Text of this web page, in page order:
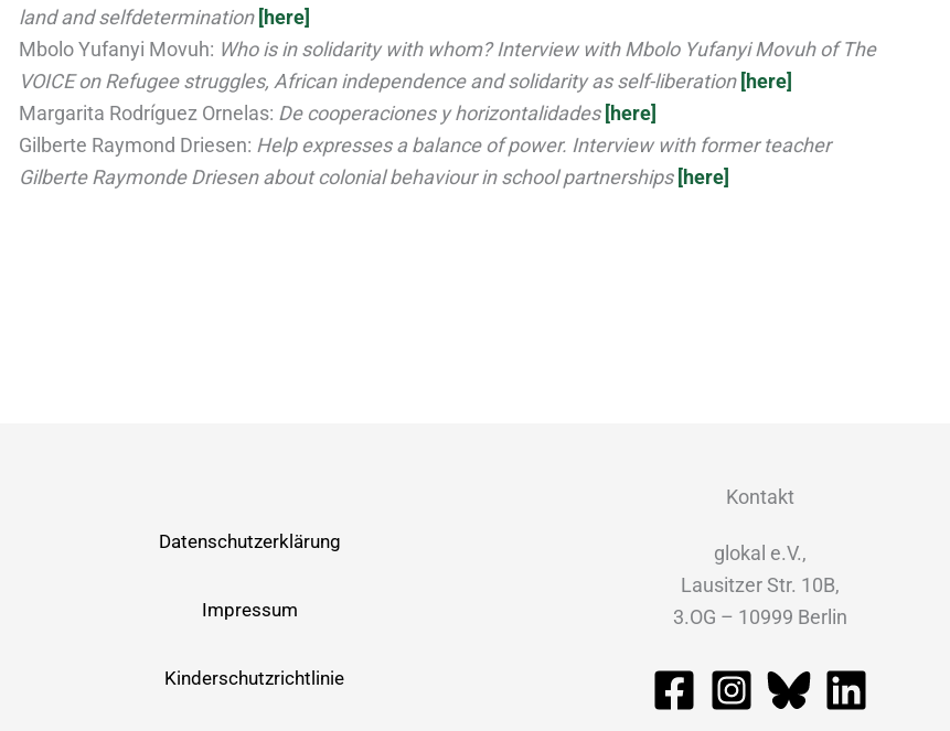
land and selfdetermination [here]
Mbolo Yufanyi Movuh: Who is in solidarity with whom? Interview with Mbolo Yufanyi Movuh of The
VOICE on Refugee struggles, African independence and solidarity as self-liberation [here]
Margarita Rodríguez Ornelas: De cooperaciones y horizontalidades [here]
Gilberte Raymond Driesen: Help expresses a balance of power. Interview with former teacher
Gilberte Raymonde Driesen about colonial behaviour in school partnerships [here]
Datenschutzerklärung
Impressum
Kinderschutzrichtlinie
Kontakt
glokal e.V.,
Lausitzer Str. 10B,
3.OG – 10999 Berlin